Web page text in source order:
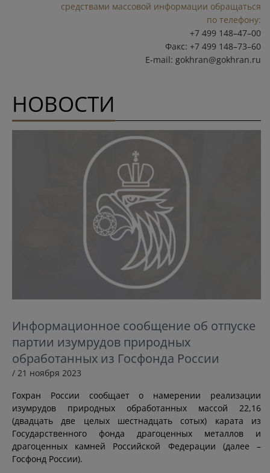
средствами массовой информации обращаться
по телефону:
+7 499 148–47–00
Факс: +7 499 148–73–60
E-mail: gokhran@gokhran.ru
НОВОСТИ
Информационное сообщение об отпуске
партии изумрудов природных
обработанных из Госфонда России
/ 21 ноября 2023
Гохран России сообщает о намерении реализации
изумрудов природных обработанных массой 22,16
(двадцать две целых шестнадцать сотых) карата из
Государственного фонда драгоценных металлов и
драгоценных камней Российской Федерации (далее –
Госфонд России).